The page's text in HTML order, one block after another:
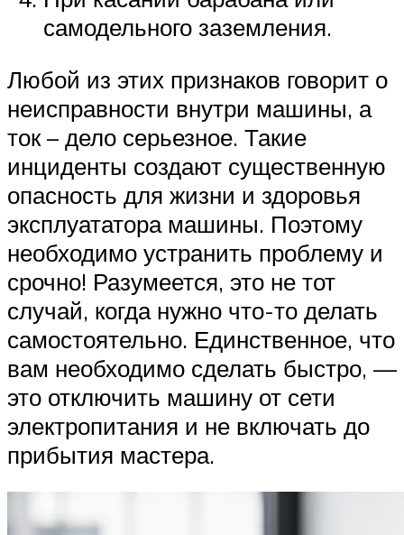
самодельного заземления.
Любой из этих признаков говорит о
неисправности внутри машины, а
ток – дело серьезное. Такие
инциденты создают существенную
опасность для жизни и здоровья
эксплуататора машины. Поэтому
необходимо устранить проблему и
срочно! Разумеется, это не тот
случай, когда нужно что-то делать
самостоятельно. Единственное, что
вам необходимо сделать быстро, —
это отключить машину от сети
электропитания и не включать до
прибытия мастера.